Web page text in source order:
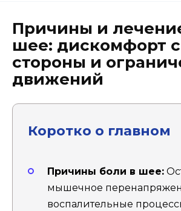
Причины и
шее: дискомфорт
стороны и
движений
Коротко о главном
Причины боли в шее:
мышечное
воспалительные